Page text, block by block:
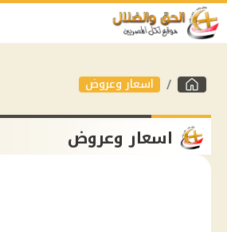
اسعار وعروض
اسعار وعروض